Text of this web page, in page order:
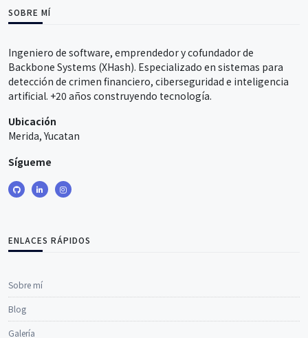
SOBRE MÍ
Ingeniero de software, emprendedor y cofundador de
Backbone Systems (XHash). Especializado en sistemas para
detección de crimen financiero, ciberseguridad e inteligencia
artificial. +20 años construyendo tecnología.
Ubicación
Merida, Yucatan
Sígueme
ENLACES RÁPIDOS
Sobre mí
Blog
Galería